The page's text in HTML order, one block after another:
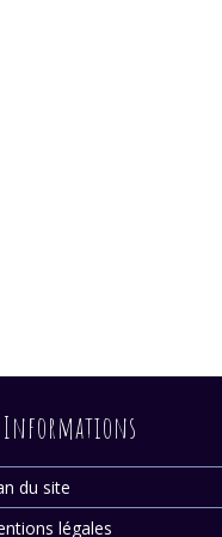
Informations
du site
légales